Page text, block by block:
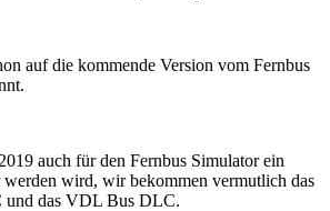
auf die kommende Version vom Fernbus
auch für den Fernbus Simulator ein
werden wird, wir bekommen vermutlich das
und das VDL Bus DLC.